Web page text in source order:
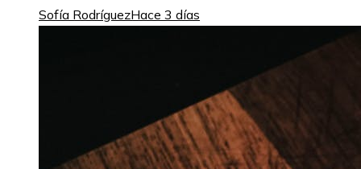
Sofía RodríguezHace 3 días